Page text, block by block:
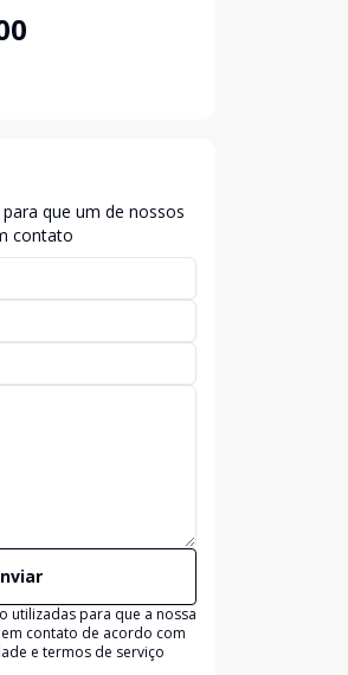
que um de nossos
contato
utilizadas para que a nossa
contato de acordo com
e termos de serviço